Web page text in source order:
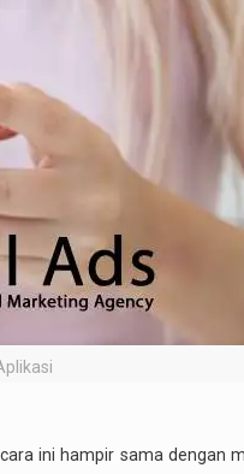
ini hampir sama dengan